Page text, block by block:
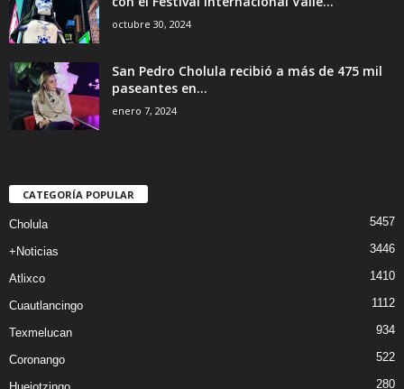
octubre 30, 2024
San Pedro Cholula recibió a más de 475 mil
paseantes en...
enero 7, 2024
CATEGORÍA POPULAR
Cholula 5457
+Noticias 3446
Atlixco 1410
Cuautlancingo 1112
Texmelucan 934
Coronango 522
280